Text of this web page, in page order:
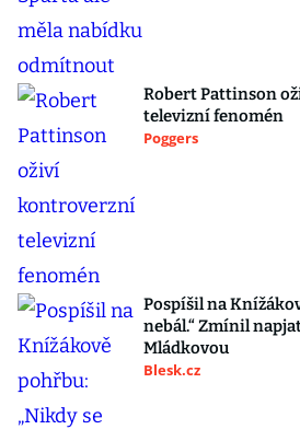
Robert Pattinson
televizní fenomén
Poggers
Pospíšil na
nebál.“ Zmínil
Mládkovou
Blesk.cz